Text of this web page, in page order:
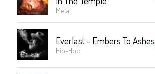
Metal
Everlast - Embers To Ashes
Hip-Hop